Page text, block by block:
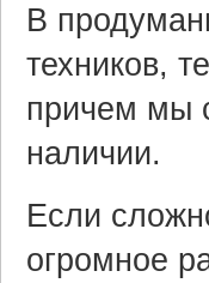
В
техников,
причем мы
наличии.
Если
огромное